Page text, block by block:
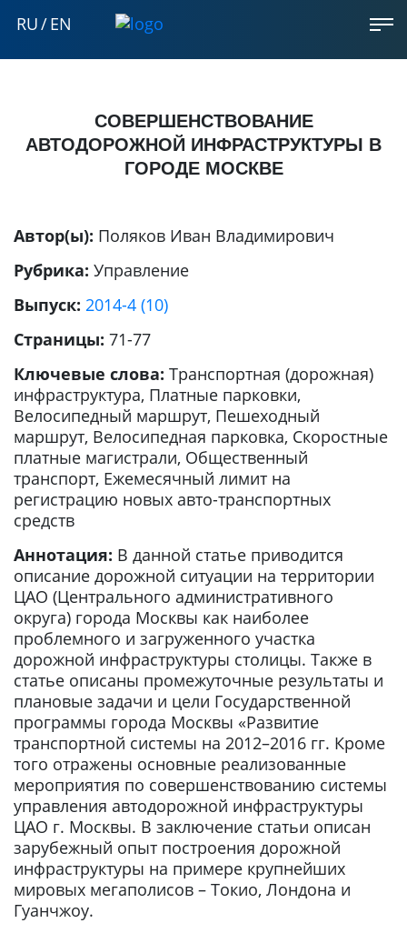
RU/EN
СОВЕРШЕНСТВОВАНИЕ
АВТОДОРОЖНОЙ ИНФРАСТРУКТУРЫ В
ГОРОДЕ МОСКВЕ
Автор(ы): Поляков Иван Владимирович
Рубрика: Управление
Выпуск: 2014-4 (10)
Страницы: 71-77
Ключевые слова: Транспортная (дорожная)
инфраструктура, Платные парковки,
Велоcипедный маршрут, Пешеходный
маршрут, Велосипедная парковка, Скоростные
платные магистрали, Общественный
транспорт, Ежемесячный лимит на
регистрацию новых авто-транспортных
средств
Аннотация: В данной статье приводится
описание дорожной ситуации на территории
ЦАО (Центрального административного
округа) города Москвы как наиболее
проблемного и загруженного участка
дорожной инфраструктуры столицы. Также в
статье описаны промежуточные результаты и
плановые задачи и цели Государственной
программы города Москвы «Развитие
транспортной системы на 2012–2016 гг. Кроме
того отражены основные реализованные
мероприятия по совершенствованию системы
управления автодорожной инфраструктуры
ЦАО г. Москвы. В заключение статьи описан
зарубежный опыт построения дорожной
инфраструктуры на примере крупнейших
мировых мегаполисов – Токио, Лондона и
Гуанчжоу.